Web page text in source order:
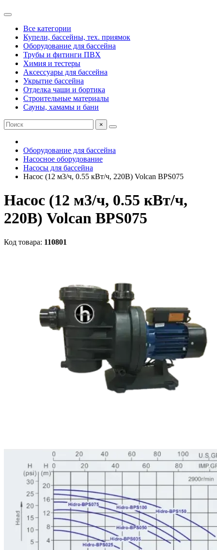
Все категории
Купели, бассейны, тех. приямок
Оборудование для бассейна
Трубы и фитинги ПВХ
Химия и тестеры
Аксессуары для бассейна
Укрытие бассейна
Отделка чаши и бортика
Строительные материалы
Сауны, хамамы и бани
×
Оборудование для бассейна
Насосное оборудование
Насосы для бассейна
Насос (12 м3/ч, 0.55 кВт/ч, 220В) Volcan BPS075
Насос (12 м3/ч, 0.55 кВт/ч,
220В) Volcan BPS075
Код товара: 110801